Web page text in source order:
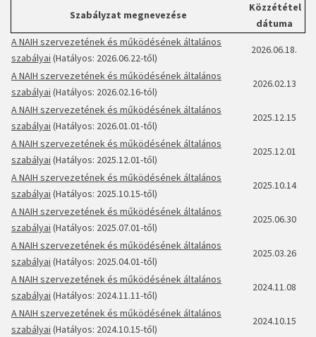
Szabályzat megnevezése
Közzététel
dátuma
A NAIH szervezetének és működésének általános
szabályai (Hatályos: 2026.06.22-től)
2026.06.18.
A NAIH szervezetének és működésének általános
szabályai (Hatályos: 2026.02.16-tól)
2026.02.13
A NAIH szervezetének és működésének általános
szabályai (Hatályos: 2026.01.01-től)
2025.12.15
A NAIH szervezetének és működésének általános
szabályai (Hatályos: 2025.12.01-től)
2025.12.01
A NAIH szervezetének és működésének általános
szabályai (Hatályos: 2025.10.15-től)
2025.10.14
A NAIH szervezetének és működésének általános
szabályai (Hatályos: 2025.07.01-től)
2025.06.30
A NAIH szervezetének és működésének általános
szabályai (Hatályos: 2025.04.01-től)
2025.03.26
A NAIH szervezetének és működésének általános
szabályai (Hatályos: 2024.11.11-től)
2024.11.08
A NAIH szervezetének és működésének általános
szabályai (Hatályos: 2024.10.15-től)
2024.10.15